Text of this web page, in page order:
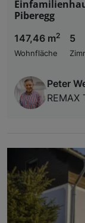
Piberegg
147,46 m2
Wohnfläche
5
Peter
REMAX